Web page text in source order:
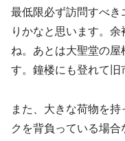
最低限必ず訪問すべ
りかなと思います。
ね。あとは大聖堂の
す。鐘楼にも登れて旧
また、大きな荷物を
クを背負っている場